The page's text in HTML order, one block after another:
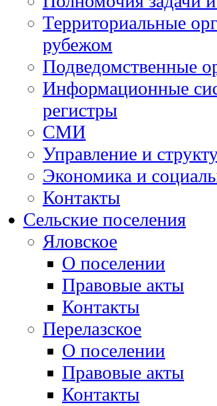
Территориальные
рубежом
Подведомственные
Информационные
регистры
СМИ
Управление и
Экономика и
Контакты
Сельские поселения
Яловское
О поселении
Правовые акты
Контакты
Перелазское
О поселении
Правовые акты
Контакты